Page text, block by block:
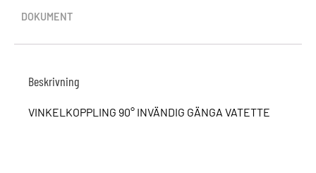
DOKUMENT
Beskrivning
VINKELKOPPLING 90° INVÄNDIG GÄNGA VATETTE